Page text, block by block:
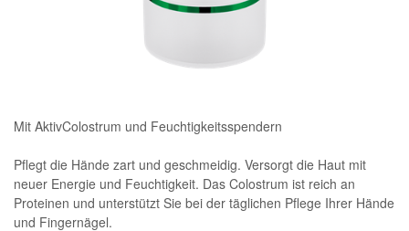
Mit AktivColostrum und Feuchtigkeitsspendern
Pflegt die Hände zart und geschmeidig. Versorgt die Haut mit
neuer Energie und Feuchtigkeit. Das Colostrum ist reich an
Proteinen und unterstützt Sie bei der täglichen Pflege Ihrer Hände
und Fingernägel.